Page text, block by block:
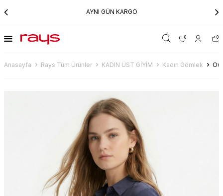
AYNI GÜN KARGO
0 0
Anasayfa Rays Tüm Ürünler KADIN ÜST GİYİM Kadın Gömlek